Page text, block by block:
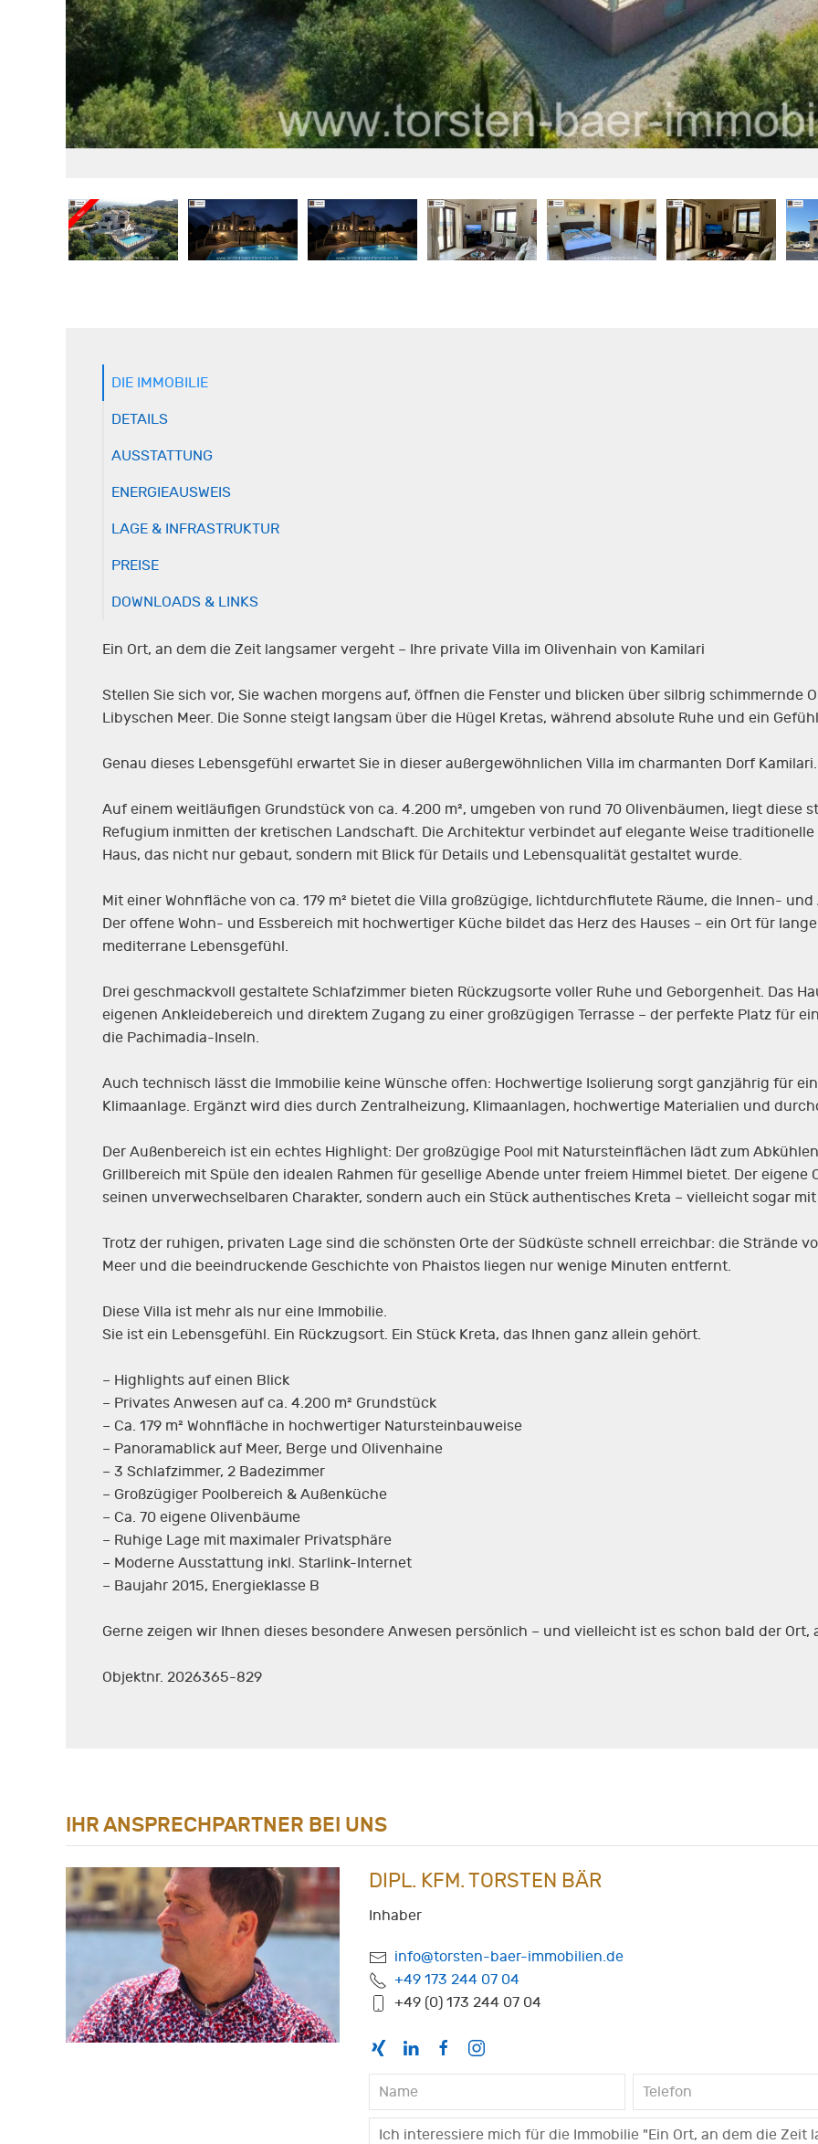
DIE IMMOBILIE
DETAILS
AUSSTATTUNG
ENERGIEAUSWEIS
LAGE & INFRASTRUKTUR
PREISE
DOWNLOADS & LINKS
Ein Ort, an dem die Zeit langsamer vergeht – Ihre private Villa im Olivenhain von Kamilari
Stellen Sie sich vor, Sie wachen morgens auf, öffnen die Fenster und blicken über silbrig schimmernde
Libyschen Meer. Die Sonne steigt langsam über die Hügel Kretas, während absolute Ruhe und ein
Genau dieses Lebensgefühl erwartet Sie in dieser außergewöhnlichen Villa im charmanten Dorf Kamilari.
Auf einem weitläufigen Grundstück von ca. 4.200 m², umgeben von rund 70 Olivenbäumen, liegt diese
Refugium inmitten der kretischen Landschaft. Die Architektur verbindet auf elegante Weise
Haus, das nicht nur gebaut, sondern mit Blick für Details und Lebensqualität gestaltet wurde.
Mit einer Wohnfläche von ca. 179 m² bietet die Villa großzügige, lichtdurchflutete Räume, die Innen-
Der offene Wohn- und Essbereich mit hochwertiger Küche bildet das Herz des Hauses – ein Ort für
mediterrane Lebensgefühl.
Drei geschmackvoll gestaltete Schlafzimmer bieten Rückzugsorte voller Ruhe und Geborgenheit. Das
eigenen Ankleidebereich und direktem Zugang zu einer großzügigen Terrasse – der perfekte Platz für
die Pachimadia-Inseln.
Auch technisch lässt die Immobilie keine Wünsche offen: Hochwertige Isolierung sorgt ganzjährig für
Klimaanlage. Ergänzt wird dies durch Zentralheizung, Klimaanlagen, hochwertige Materialien und
Der Außenbereich ist ein echtes Highlight: Der großzügige Pool mit Natursteinflächen lädt zum
Grillbereich mit Spüle den idealen Rahmen für gesellige Abende unter freiem Himmel bietet. Der
seinen unverwechselbaren Charakter, sondern auch ein Stück authentisches Kreta – vielleicht sogar
Trotz der ruhigen, privaten Lage sind die schönsten Orte der Südküste schnell erreichbar: die Strände
Meer und die beeindruckende Geschichte von Phaistos liegen nur wenige Minuten entfernt.
Diese Villa ist mehr als nur eine Immobilie.
Sie ist ein Lebensgefühl. Ein Rückzugsort. Ein Stück Kreta, das Ihnen ganz allein gehört.
– Highlights auf einen Blick
– Privates Anwesen auf ca. 4.200 m² Grundstück
– Ca. 179 m² Wohnfläche in hochwertiger Natursteinbauweise
– Panoramablick auf Meer, Berge und Olivenhaine
– 3 Schlafzimmer, 2 Badezimmer
– Großzügiger Poolbereich & Außenküche
– Ca. 70 eigene Olivenbäume
– Ruhige Lage mit maximaler Privatsphäre
– Moderne Ausstattung inkl. Starlink-Internet
– Baujahr 2015, Energieklasse B
Gerne zeigen wir Ihnen dieses besondere Anwesen persönlich – und vielleicht ist es schon bald der
Objektnr. 2026365-829
IHR ANSPRECHPARTNER BEI UNS
DIPL. KFM. TORSTEN BÄR
Inhaber
info@torsten-baer-immobilien.de
+49 173 244 07 04
+49 (0) 173 244 07 04